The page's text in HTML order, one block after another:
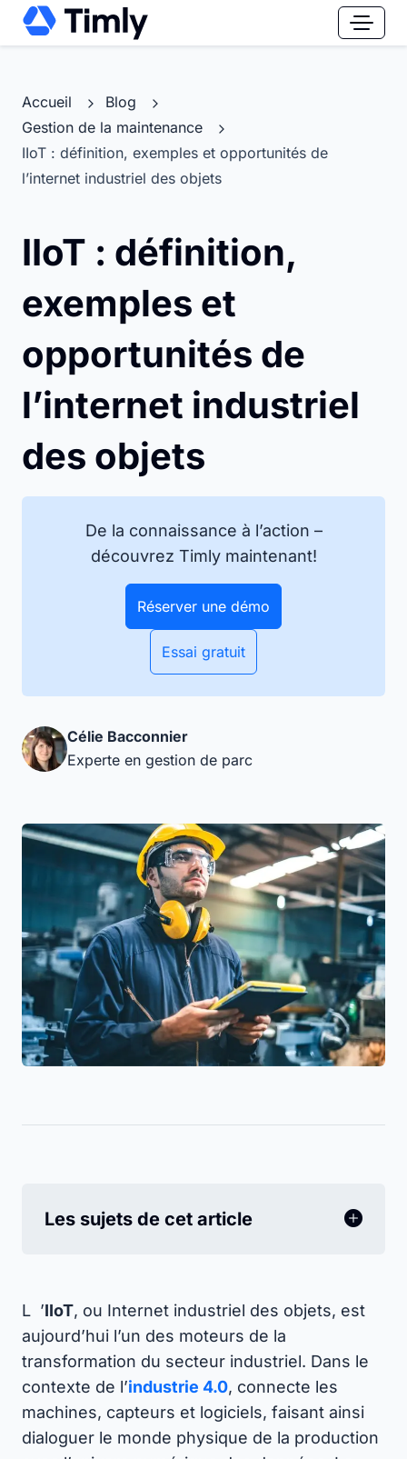
Accueil
Blog
Gestion de la maintenance
IIoT : définition, exemples et opportunités de
l’internet industriel des objets
IIoT : définition,
exemples et
opportunités de
l’internet industriel
des objets
De la connaissance à l’action –
découvrez Timly maintenant!
Réserver une démo
Essai gratuit
Célie Bacconnier
Experte en gestion de parc
Les sujets de cet article
L ’IIoT, ou Internet industriel des objets, est
aujourd’hui l’un des moteurs de la
transformation du secteur industriel. Dans le
contexte de l’industrie 4.0, connecte les
machines, capteurs et logiciels, faisant ainsi
dialoguer le monde physique de la production